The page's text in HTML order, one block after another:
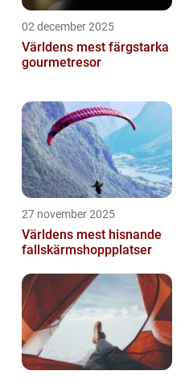
02 december 2025
Världens mest färgstarka
gourmetresor
27 november 2025
Världens mest hisnande
fallskärmshoppplatser